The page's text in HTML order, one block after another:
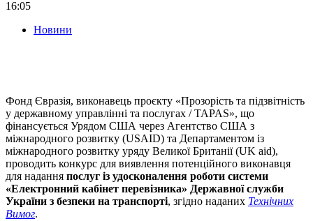
16:05
Новини
Фонд Євразія, виконавець проєкту «Прозорість та підзвітність
у державному управлінні та послугах / TAPAS», що
фінансується Урядом США через Агентство США з
міжнародного розвитку (USAID) та Департаментом із
міжнародного розвитку уряду Великої Британії (UK aid),
проводить конкурс для виявлення потенційного виконавця
для надання послуг із удосконалення роботи системи
«Електронний кабінет перевізника» Державної служби
України з безпеки на транспорті, згідно наданих Технічних
Вимог.